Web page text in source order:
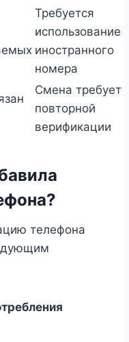
Требуется
использование
иностранного
номера
Смена требует
повторной
верификации
телефона